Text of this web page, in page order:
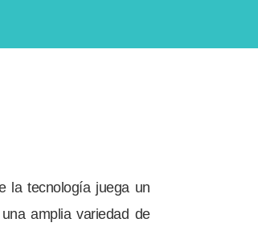
la tecnología juega un
amplia variedad de